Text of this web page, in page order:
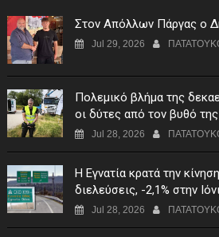
Στον Απόλλων Πάργας ο
Jul 29, 2026
Πολεμικό βλήμα της
οι δύτες από τον βυθό
Jul 28, 2026
Η Εγνατία κρατά την
διελεύσεις, -2,1% στην
Jul 28, 2026